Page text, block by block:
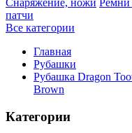
Снаряжение, ножи Ремни
патчи
Все категории
Главная
Рубашки
Рубашка Dragon
Brown
Категории